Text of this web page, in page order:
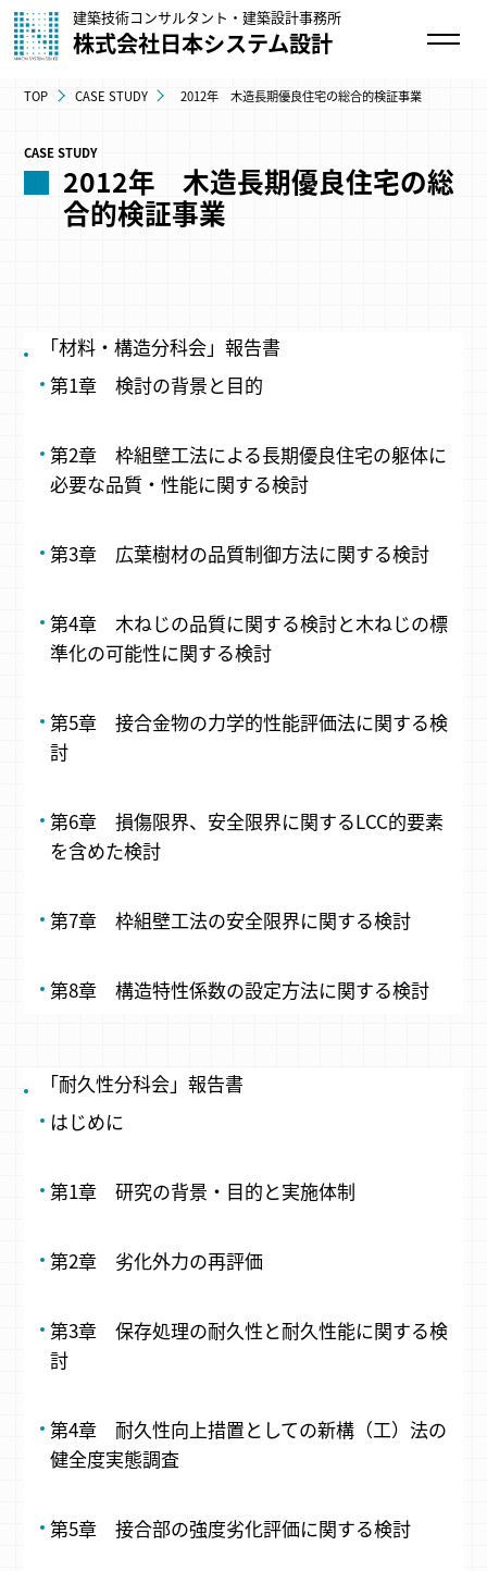
建築技術コンサルタント・建築設計事務所
株式会社日本システム設計
TOP CASE STUDY 2012年 木造長期優良住宅の総合的検証事業
CASE STUDY
2012年 木造長期優良住宅の総
合的検証事業
「材料・構造分科会」報告書
​第1章 検討の背景と目的
第2章 枠組壁工法による長期優良住宅の躯体に
必要な品質・性能に関する検討
第3章 広葉樹材の品質制御方法に関する検討
第4章 木ねじの品質に関する検討と木ねじの標
準化の可能性に関する検討
第5章 接合金物の力学的性能評価法に関する検
討
第6章 損傷限界、安全限界に関するLCC的要素
を含めた検討
第7章 枠組壁工法の安全限界に関する検討
第8章 構造特性係数の設定方法に関する検討
「耐久性分科会」報告書
はじめに
第1章 研究の背景・目的と実施体制
第2章 劣化外力の再評価
第3章 保存処理の耐久性と耐久性能に関する検
討
第4章 耐久性向上措置としての新構（工）法の
健全度実態調査
第5章 接合部の強度劣化評価に関する検討